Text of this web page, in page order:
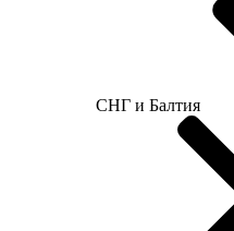
СНГ и Балтия